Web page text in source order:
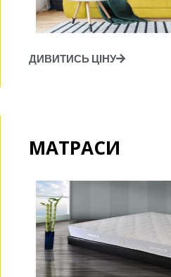
ДИВИТИСЬ ЦІНУ
МАТРАСИ